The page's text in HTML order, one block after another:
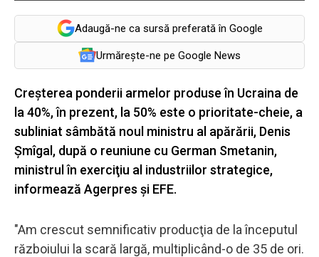
Adaugă-ne ca sursă preferată în Google
Urmărește-ne pe Google News
Creşterea ponderii armelor produse în Ucraina de
la 40%, în prezent, la 50% este o prioritate-cheie, a
subliniat sâmbătă noul ministru al apărării, Denis
Şmîgal, după o reuniune cu German Smetanin,
ministrul în exerciţiu al industriilor strategice,
informează Agerpres și EFE.
"Am crescut semnificativ producţia de la începutul
războiului la scară largă, multiplicând-o de 35 de ori.